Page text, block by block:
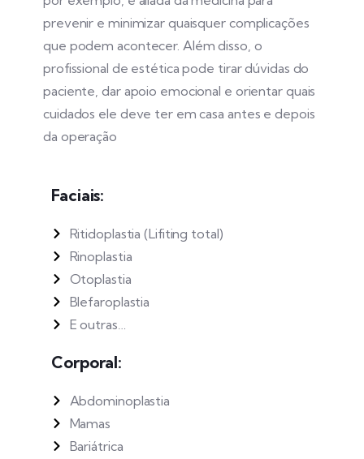
prevenir e minimizar quaisquer complicações
que podem acontecer. Além disso, o
profissional de estética pode tirar dúvidas do
paciente, dar apoio emocional e orientar quais
cuidados ele deve ter em casa antes e depois
da operação
Faciais:
Ritidoplastia (Lifiting total)
Rinoplastia
Otoplastia
Blefaroplastia
E outras…
Corporal:
Abdominoplastia
Mamas
Bariátrica